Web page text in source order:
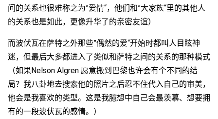
间的关系也很难称之为”爱情“，他们和”大家族“里的其他人
的关系也是如此，更像升华了的亲密友谊）
而波伏瓦在萨特之外那些”偶然的爱“开始时都叫人目眩神
迷，但最后大多都进入了类似和萨特之间的关系的那种模式
（如果Nelson Algren 愿意搬到巴黎也许会有个不同的结
局？我八卦地去搜索他的照片之后忍不住代入自己的审美，
他会是我喜欢的类型。这是我臆想中自己会最羡慕、想要拥
有的一段波伏瓦的感情。）